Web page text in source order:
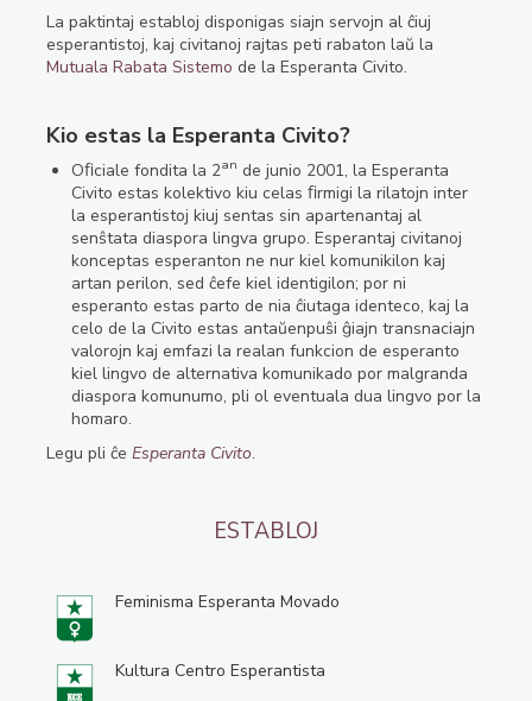
La paktintaj establoj disponigas siajn servojn al ĉiuj
esperantistoj, kaj civitanoj rajtas peti rabaton laŭ la
Mutuala Rabata Sistemo de la Esperanta Civito.
Kio estas la Esperanta Civito?
Oﬁciale fondita la 2an de junio 2001, la Esperanta
Civito estas kolektivo kiu celas ﬁrmigi la rilatojn inter
la esperantistoj kiuj sentas sin apartenantaj al
senŝtata diaspora lingva grupo. Esperantaj civitanoj
konceptas esperanton ne nur kiel komunikilon kaj
artan perilon, sed ĉefe kiel identigilon; por ni
esperanto estas parto de nia ĉiutaga identeco, kaj la
celo de la Civito estas antaŭenpuŝi ĝiajn transnaciajn
valorojn kaj emfazi la realan funkcion de esperanto
kiel lingvo de alternativa komunikado por malgranda
diaspora komunumo, pli ol eventuala dua lingvo por la
homaro.
Legu pli ĉe Esperanta Civito.
ESTABLOJ
Feminisma Esperanta Movado
Kultura Centro Esperantista